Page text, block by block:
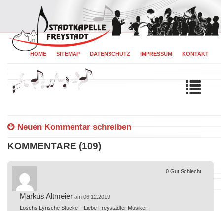
HOME SITEMAP DATENSCHUTZ IMPRESSUM KONTAKT
Neuen Kommentar schreiben
KOMMENTARE (109)
Markus Altmeier am 06.12.2019
Löschs Lyrische Stücke – Liebe Freystädter Musiker,
0 Gut Schlecht